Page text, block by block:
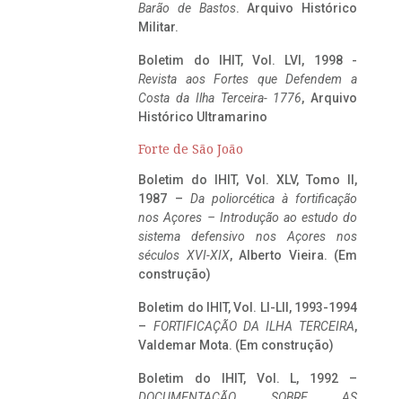
Barão de Bastos. Arquivo Histórico
Militar.
Boletim do IHIT, Vol. LVI, 1998 -
Revista aos Fortes que Defendem a
Costa da Ilha Terceira- 1776, Arquivo
Histórico Ultramarino
Forte de São João
Boletim do IHIT, Vol. XLV, Tomo II,
1987 – Da poliorcética à fortificação
nos Açores – Introdução ao estudo do
sistema defensivo nos Açores nos
séculos XVI-XIX, Alberto Vieira. (Em
construção)
Boletim do IHIT, Vol. LI-LII, 1993-1994
– FORTIFICAÇÃO DA ILHA TERCEIRA,
Valdemar Mota. (Em construção)
Boletim do IHIT, Vol. L, 1992 –